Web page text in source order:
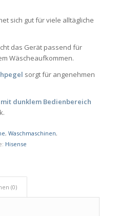
sich gut für viele alltägliche
das Gerät passend für
Wäscheaufkommen.
sorgt für angenehmen
dunklem Bedienbereich
, Waschmaschinen,
Hisense
(0)